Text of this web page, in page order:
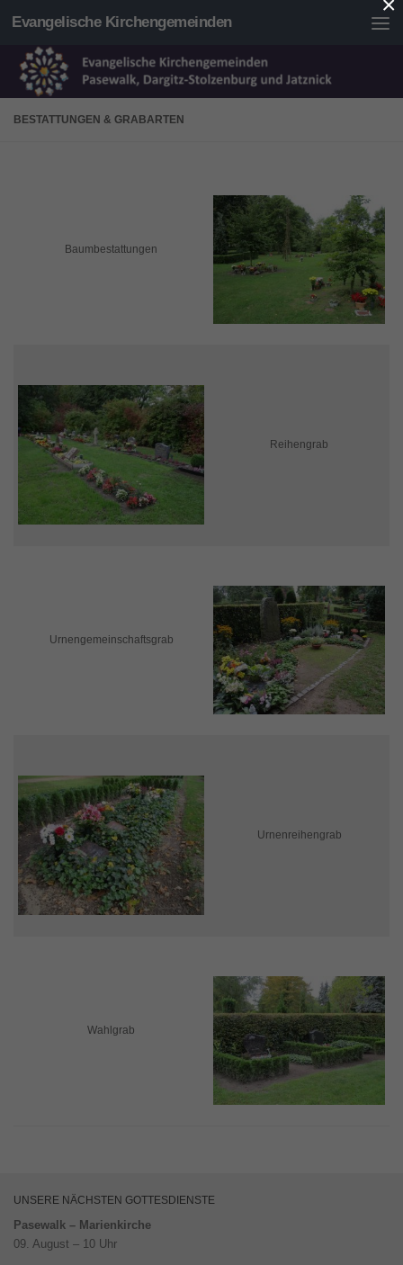
Unter dem Inhalt
Evangelische Kirchengemeinden
BESTATTUNGEN & GRABARTEN
Baumbestattungen
Reihengrab
Urnengemeinschaftsgrab
Urnenreihengrab
Wahlgrab
UNSERE NÄCHSTEN GOTTESDIENSTE
Pasewalk – Marienkirche
09. August – 10 Uhr